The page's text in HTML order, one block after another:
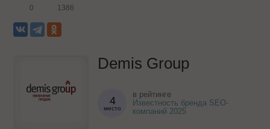
0 1386
Demis Group
4
место
в рейтинге
Известность бренда SEO-
компаний 2025